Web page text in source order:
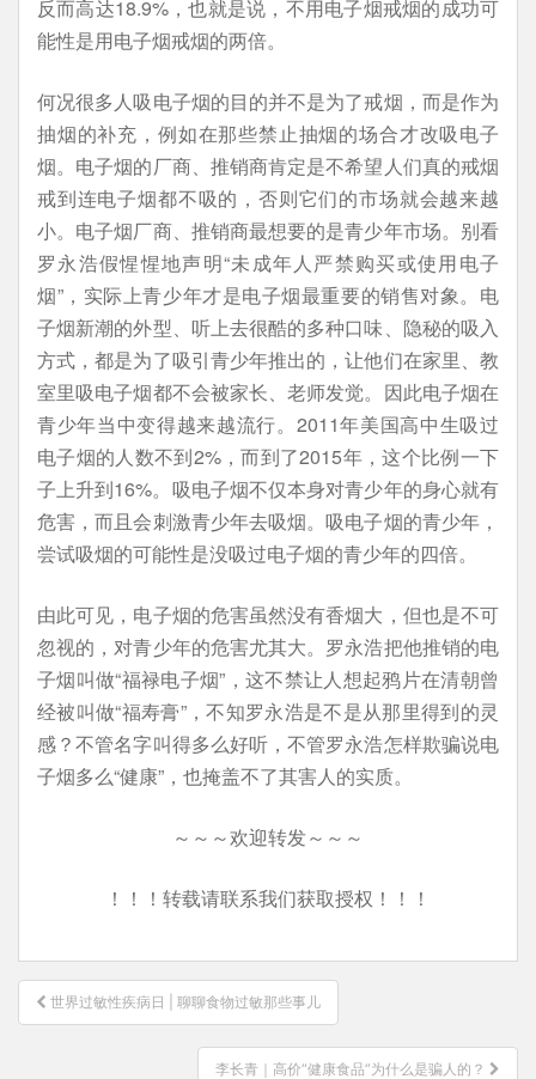
反而高达18.9%，也就是说，不用电子烟戒烟的成功可
能性是用电子烟戒烟的两倍。
何况很多人吸电子烟的目的并不是为了戒烟，而是作为
抽烟的补充，例如在那些禁止抽烟的场合才改吸电子
烟。电子烟的厂商、推销商肯定是不希望人们真的戒烟
戒到连电子烟都不吸的，否则它们的市场就会越来越
小。电子烟厂商、推销商最想要的是青少年市场。别看
罗永浩假惺惺地声明“未成年人严禁购买或使用电子
烟”，实际上青少年才是电子烟最重要的销售对象。电
子烟新潮的外型、听上去很酷的多种口味、隐秘的吸入
方式，都是为了吸引青少年推出的，让他们在家里、教
室里吸电子烟都不会被家长、老师发觉。因此电子烟在
青少年当中变得越来越流行。2011年美国高中生吸过
电子烟的人数不到2%，而到了2015年，这个比例一下
子上升到16%。吸电子烟不仅本身对青少年的身心就有
危害，而且会刺激青少年去吸烟。吸电子烟的青少年，
尝试吸烟的可能性是没吸过电子烟的青少年的四倍。
由此可见，电子烟的危害虽然没有香烟大，但也是不可
忽视的，对青少年的危害尤其大。罗永浩把他推销的电
子烟叫做“福禄电子烟”，这不禁让人想起鸦片在清朝曾
经被叫做“福寿膏”，不知罗永浩是不是从那里得到的灵
感？不管名字叫得多么好听，不管罗永浩怎样欺骗说电
子烟多么“健康”，也掩盖不了其害人的实质。
～～～欢迎转发～～～
！！！转载请联系我们获取授权！！！
文
章
世界过敏性疾病日 | 聊聊食物过敏那些事儿
李长青｜高价“健康食品”为什么是骗人的？